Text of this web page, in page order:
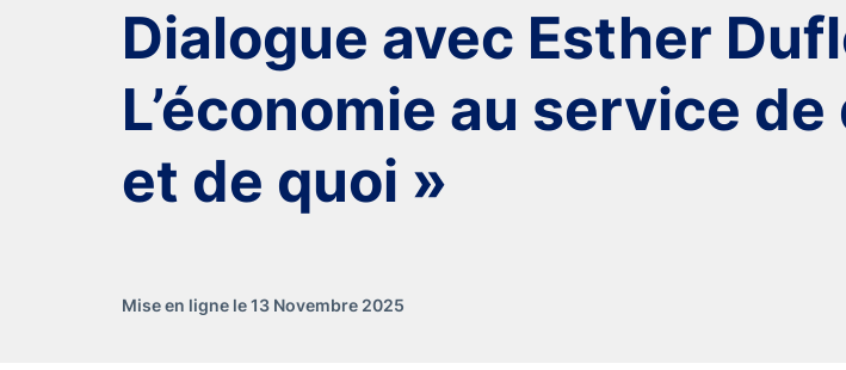
Dialogue avec Esther
L’économie au service de
et de quoi »
Mise en ligne le 13 Novembre 2025